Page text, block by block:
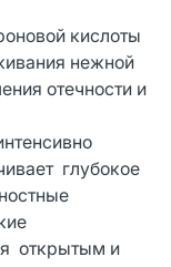
кислоты
нежной
отечности и
глубокое
открытым и